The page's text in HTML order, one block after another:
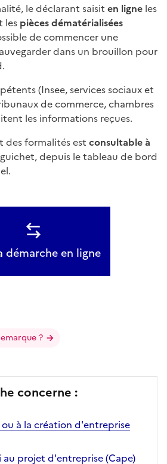
le déclarant saisit en ligne les
les pièces dématérialisées
de commencer une
dans un brouillon pour
(Insee, services sociaux et
de commerce, chambres
les informations reçues.
des formalités est consultable à
depuis le tableau de bord
démarche en ligne
?
concerne :
à la création d'entreprise
projet d'entreprise (Cape)